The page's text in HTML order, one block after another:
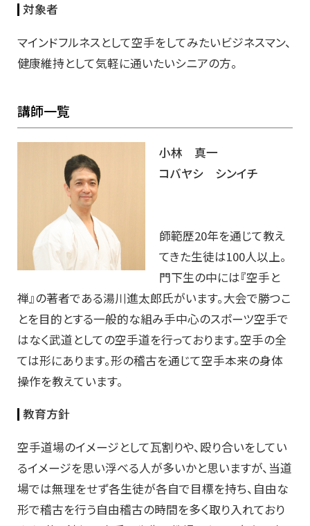
対象者
マインドフルネスとして空手をしてみたいビジネスマン、
健康維持として気軽に通いたいシニアの方。
講師一覧
小林 真一
コバヤシ シンイチ
師範歴20年を通じて教え
てきた生徒は100人以上。
門下生の中には『空手と
禅』の著者である湯川進太郎氏がいます。大会で勝つこ
とを目的とする一般的な組み手中心のスポーツ空手で
はなく武道としての空手道を行っております。空手の全
ては形にあります。形の稽古を通じて空手本来の身体
操作を教えています。
教育方針
空手道場のイメージとして瓦割りや、殴り合いをしてい
るイメージを思い浮べる人が多いかと思いますが、当道
場では無理をせず各生徒が各自で目標を持ち、自由な
形で稽古を行う自由稽古の時間を多く取り入れており